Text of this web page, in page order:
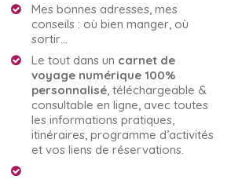
Mes bonnes adresses, mes
conseils : où bien manger, où
sortir…
Le tout dans un carnet de
voyage numérique 100%
personnalisé , téléchargeable &
consultable en ligne, avec toutes
les informations pratiques,
itinéraires, programme d’activités
et vos liens de réservations.